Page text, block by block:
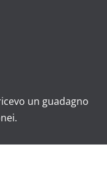
un guadagno